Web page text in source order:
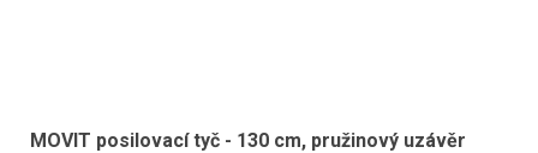
MOVIT posilovací tyč - 130 cm, pružinový uzávěr